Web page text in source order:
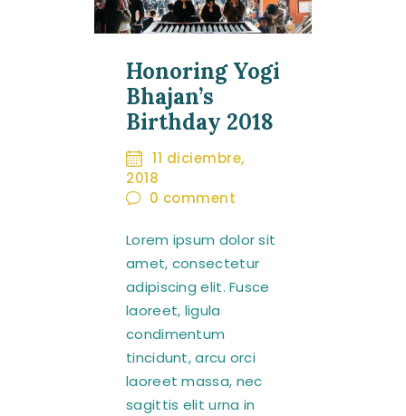
Honoring Yogi
Bhajan’s
Birthday 2018
11 diciembre,
2018
0 comment
Lorem ipsum dolor sit
amet, consectetur
adipiscing elit. Fusce
laoreet, ligula
condimentum
tincidunt, arcu orci
laoreet massa, nec
sagittis elit urna in